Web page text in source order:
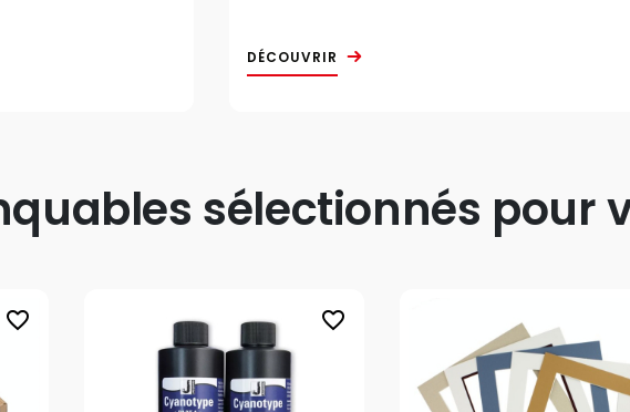
DÉCOUVRIR
sélectionnés pour
favorite_border favorite_border